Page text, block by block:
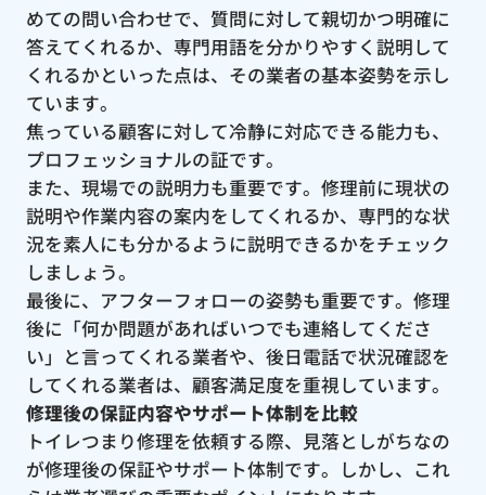
めての問い合わせで、質問に対して親切かつ明確に
答えてくれるか、専門用語を分かりやすく説明して
くれるかといった点は、その業者の基本姿勢を示し
ています。
焦っている顧客に対して冷静に対応できる能力も、
プロフェッショナルの証です。
また、現場での説明力も重要です。修理前に現状の
説明や作業内容の案内をしてくれるか、専門的な状
況を素人にも分かるように説明できるかをチェック
しましょう。
最後に、アフターフォローの姿勢も重要です。修理
後に「何か問題があればいつでも連絡してくださ
い」と言ってくれる業者や、後日電話で状況確認を
してくれる業者は、顧客満足度を重視しています。
修理後の保証内容やサポート体制を比較
トイレつまり修理を依頼する際、見落としがちなの
が修理後の保証やサポート体制です。しかし、これ